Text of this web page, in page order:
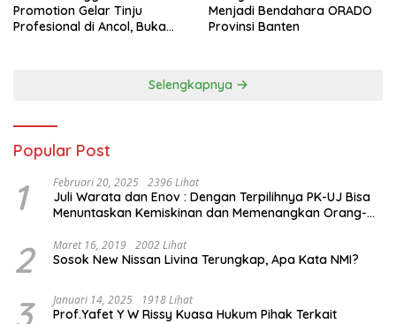
Promotion Gelar Tinju
Profesional di Ancol, Buka
Menjadi Bendahara ORADO
Provinsi Banten
Selengkapnya
Popular Post
1 Februari 20, 2025 2396 Lihat
Juli Warata dan Enov : Dengan Terpilihnya PK-UJ Bisa
Menuntaskan Kemiskinan dan Memenangkan Orang-
2 Maret 16, 2019 2002 Lihat
Sosok New Nissan Livina Terungkap, Apa Kata NMI?
3 Januari 14, 2025 1918 Lihat
Prof.Yafet Y W Rissy Kuasa Hukum Pihak Terkait